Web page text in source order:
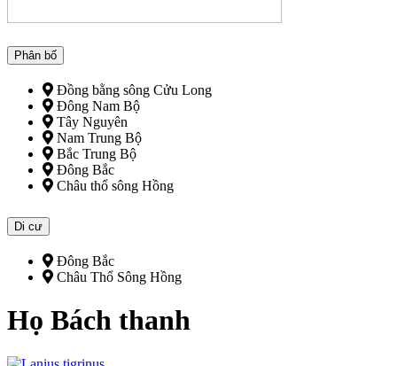
Phân bố
Đồng bằng sông Cửu Long
Đông Nam Bộ
Tây Nguyên
Nam Trung Bộ
Bắc Trung Bộ
Đông Bắc
Châu thổ sông Hồng
Di cư
Đông Bắc
Châu Thổ Sông Hồng
Họ Bách thanh